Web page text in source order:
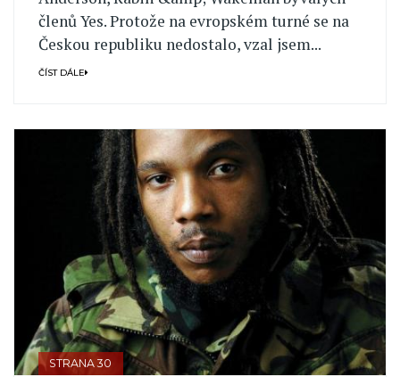
členů Yes. Protože na evropském turné se na
Českou republiku nedostalo, vzal jsem...
ČÍST DÁLE
STRANA 30